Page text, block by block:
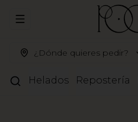
Abrir menu de navegación
¿Dónde quieres pedir?
Helados Repostería